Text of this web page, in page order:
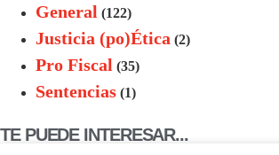
General (122)
Justicia (po)Ética (2)
Pro Fiscal (35)
Sentencias (1)
TE PUEDE INTERESAR...